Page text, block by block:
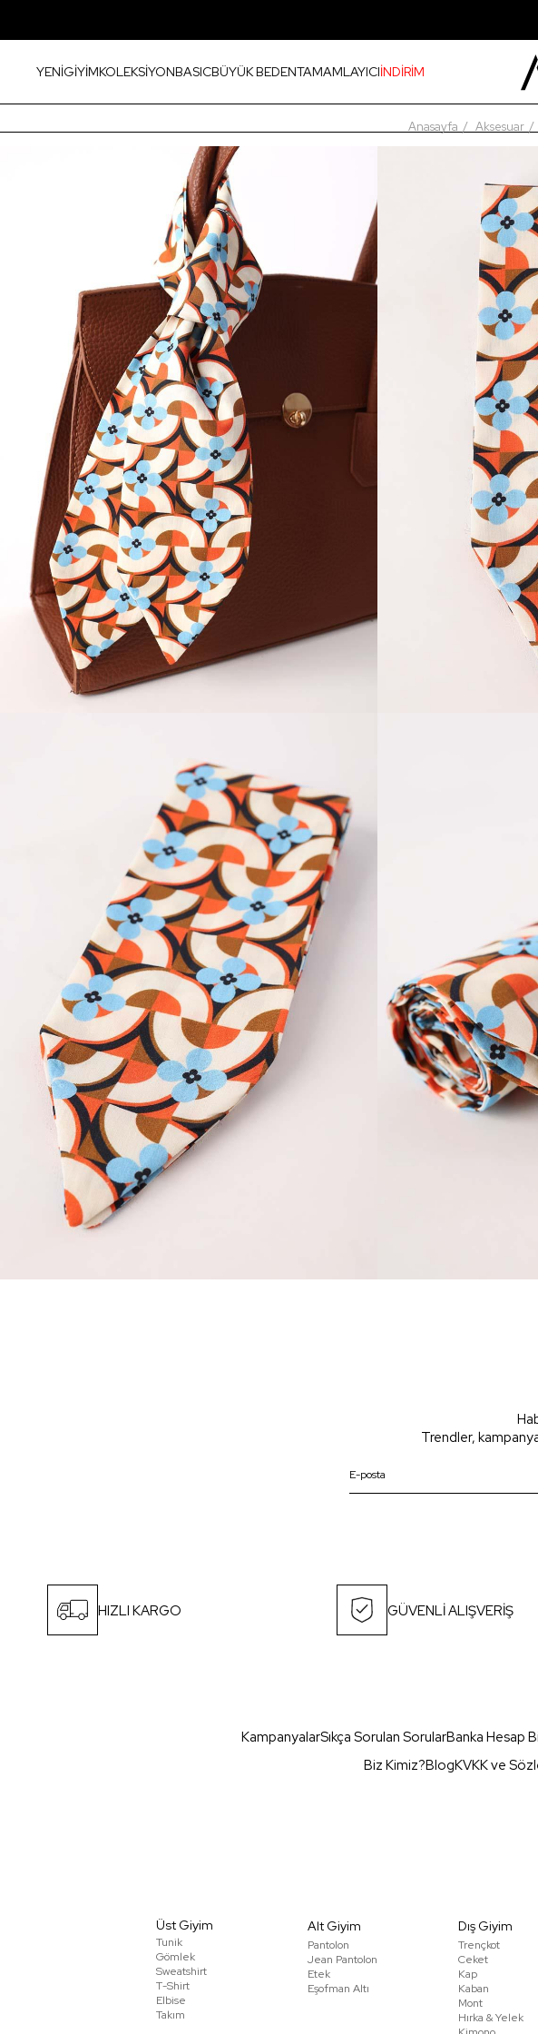
YENİGİYİMKOLEKSİYONBASICBÜYÜK BEDENTAMAMLAYICIİNDİRİM
Anasayfa Aksesuar
Trendler,
HIZLI KARGO GÜVENLİ ALIŞVERİŞ
KampanyalarSıkça Sorulan SorularBanka Hesap
Biz Kimiz?BlogKVKK ve
Üst Giyim
Tunik
Gömlek
Sweatshirt
T-Shirt
Elbise
Takım
Alt Giyim
Pantolon
Jean Pantolon
Etek
Eşofman Altı
Dış Giyim
Trençkot
Ceket
Kap
Kaban
Mont
Hırka & Yelek